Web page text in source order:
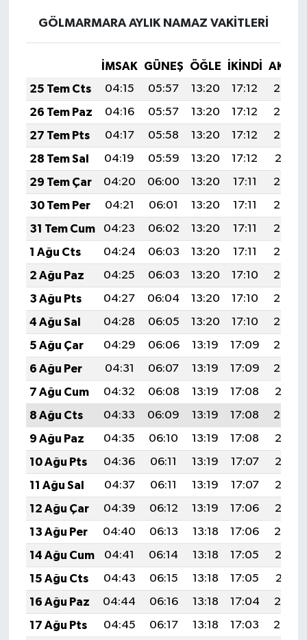
GÖLMARMARA AYLIK NAMAZ VAKITLERI
İMSAK GÜNEŞ ÖĞLE İKINDI
25 Tem Cts
04:15 05:57 13:20 17:12
20:33
26 Tem Paz
04:16 05:57 13:20 17:12
20:33
27 Tem Pts
04:17 05:58 13:20 17:12
20:32
28 Tem Sal
04:19 05:59 13:20 17:12
20:31
29 Tem Çar
04:20 06:00 13:20 17:11
20:30
30 Tem Per
04:21 06:01 13:20 17:11
20:29
31 Tem Cum
04:23 06:02 13:20 17:11
20:28
1 Ağu Cts
04:24 06:03 13:20 17:11
20:27
2 Ağu Paz
04:25 06:03 13:20 17:10
20:26
3 Ağu Pts
04:27 06:04 13:20 17:10
20:25
4 Ağu Sal
04:28 06:05 13:20 17:10
20:24
5 Ağu Çar
04:29 06:06 13:19 17:09
20:23
6 Ağu Per
04:31 06:07 13:19 17:09
20:22
7 Ağu Cum
04:32 06:08 13:19 17:08
20:21
8 Ağu Cts
04:33 06:09 13:19 17:08
20:20
9 Ağu Paz
04:35 06:10 13:19 17:08
20:18
10 Ağu Pts
04:36 06:11 13:19 17:07
20:17
11 Ağu Sal
04:37 06:11 13:19 17:07
20:16
12 Ağu Çar
04:39 06:12 13:19 17:06
20:15
13 Ağu Per
04:40 06:13 13:18 17:06
20:14
14 Ağu Cum
04:41 06:14 13:18 17:05
20:12
15 Ağu Cts
04:43 06:15 13:18 17:05
20:11
16 Ağu Paz
04:44 06:16 13:18 17:04
20:10
17 Ağu Pts
04:45 06:17 13:18 17:03
20:08